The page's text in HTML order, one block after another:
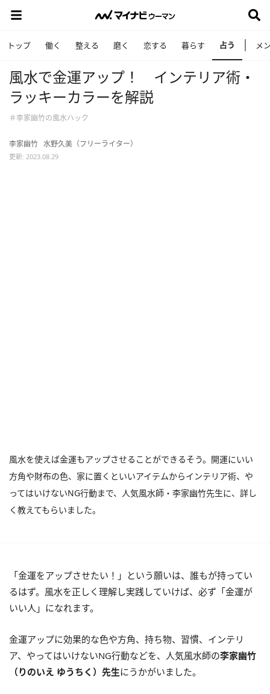
トップ 働く 整える 磨く 恋する 暮らす 占う メ
風水で金運アップ！ インテリア術・
ラッキーカラーを解説
＃李家幽竹の風水ハック
李家幽竹 水野久美（フリーライター）
更新: 2023.08.29
風水を使えば金運もアップさせることができるそう。開運にいい
方角や財布の色、家に置くといいアイテムからインテリア術、や
ってはいけないNG行動まで、人気風水師・李家幽竹先生に、詳し
く教えてもらいました。
「金運をアップさせたい！」という願いは、誰もが持ってい
るはず。風水を正しく理解し実践していけば、必ず「金運が
いい人」になれます。
金運アップに効果的な色や方角、持ち物、習慣、インテリ
ア、やってはいけないNG行動などを、人気風水師の李家幽竹
（りのいえ ゆうちく）先生にうかがいました。